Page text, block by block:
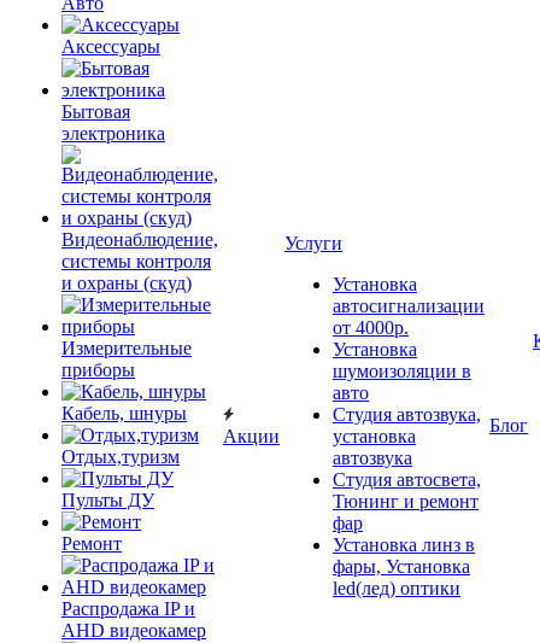
Аксессуары
Бытовая
электроника
Видеонаблюдение,
системы контроля
и охраны (скуд)
Измерительные
приборы
Кабель, шнуры
Отдых,туризм
Пульты ДУ
Ремонт
Распродажа IP и
AHD видеокамер
Акции
Услуги
Установка
автосигнализации
от 4000р.
Установка
шумоизоляции в
авто
Студия автозвука,
установка
автозвука
Студия автосвета,
Тюнинг и ремонт
фар
Установка линз в
фары, Установка
led(лед) оптики
Блог